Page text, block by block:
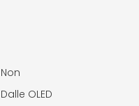
Non
Dalle OLED